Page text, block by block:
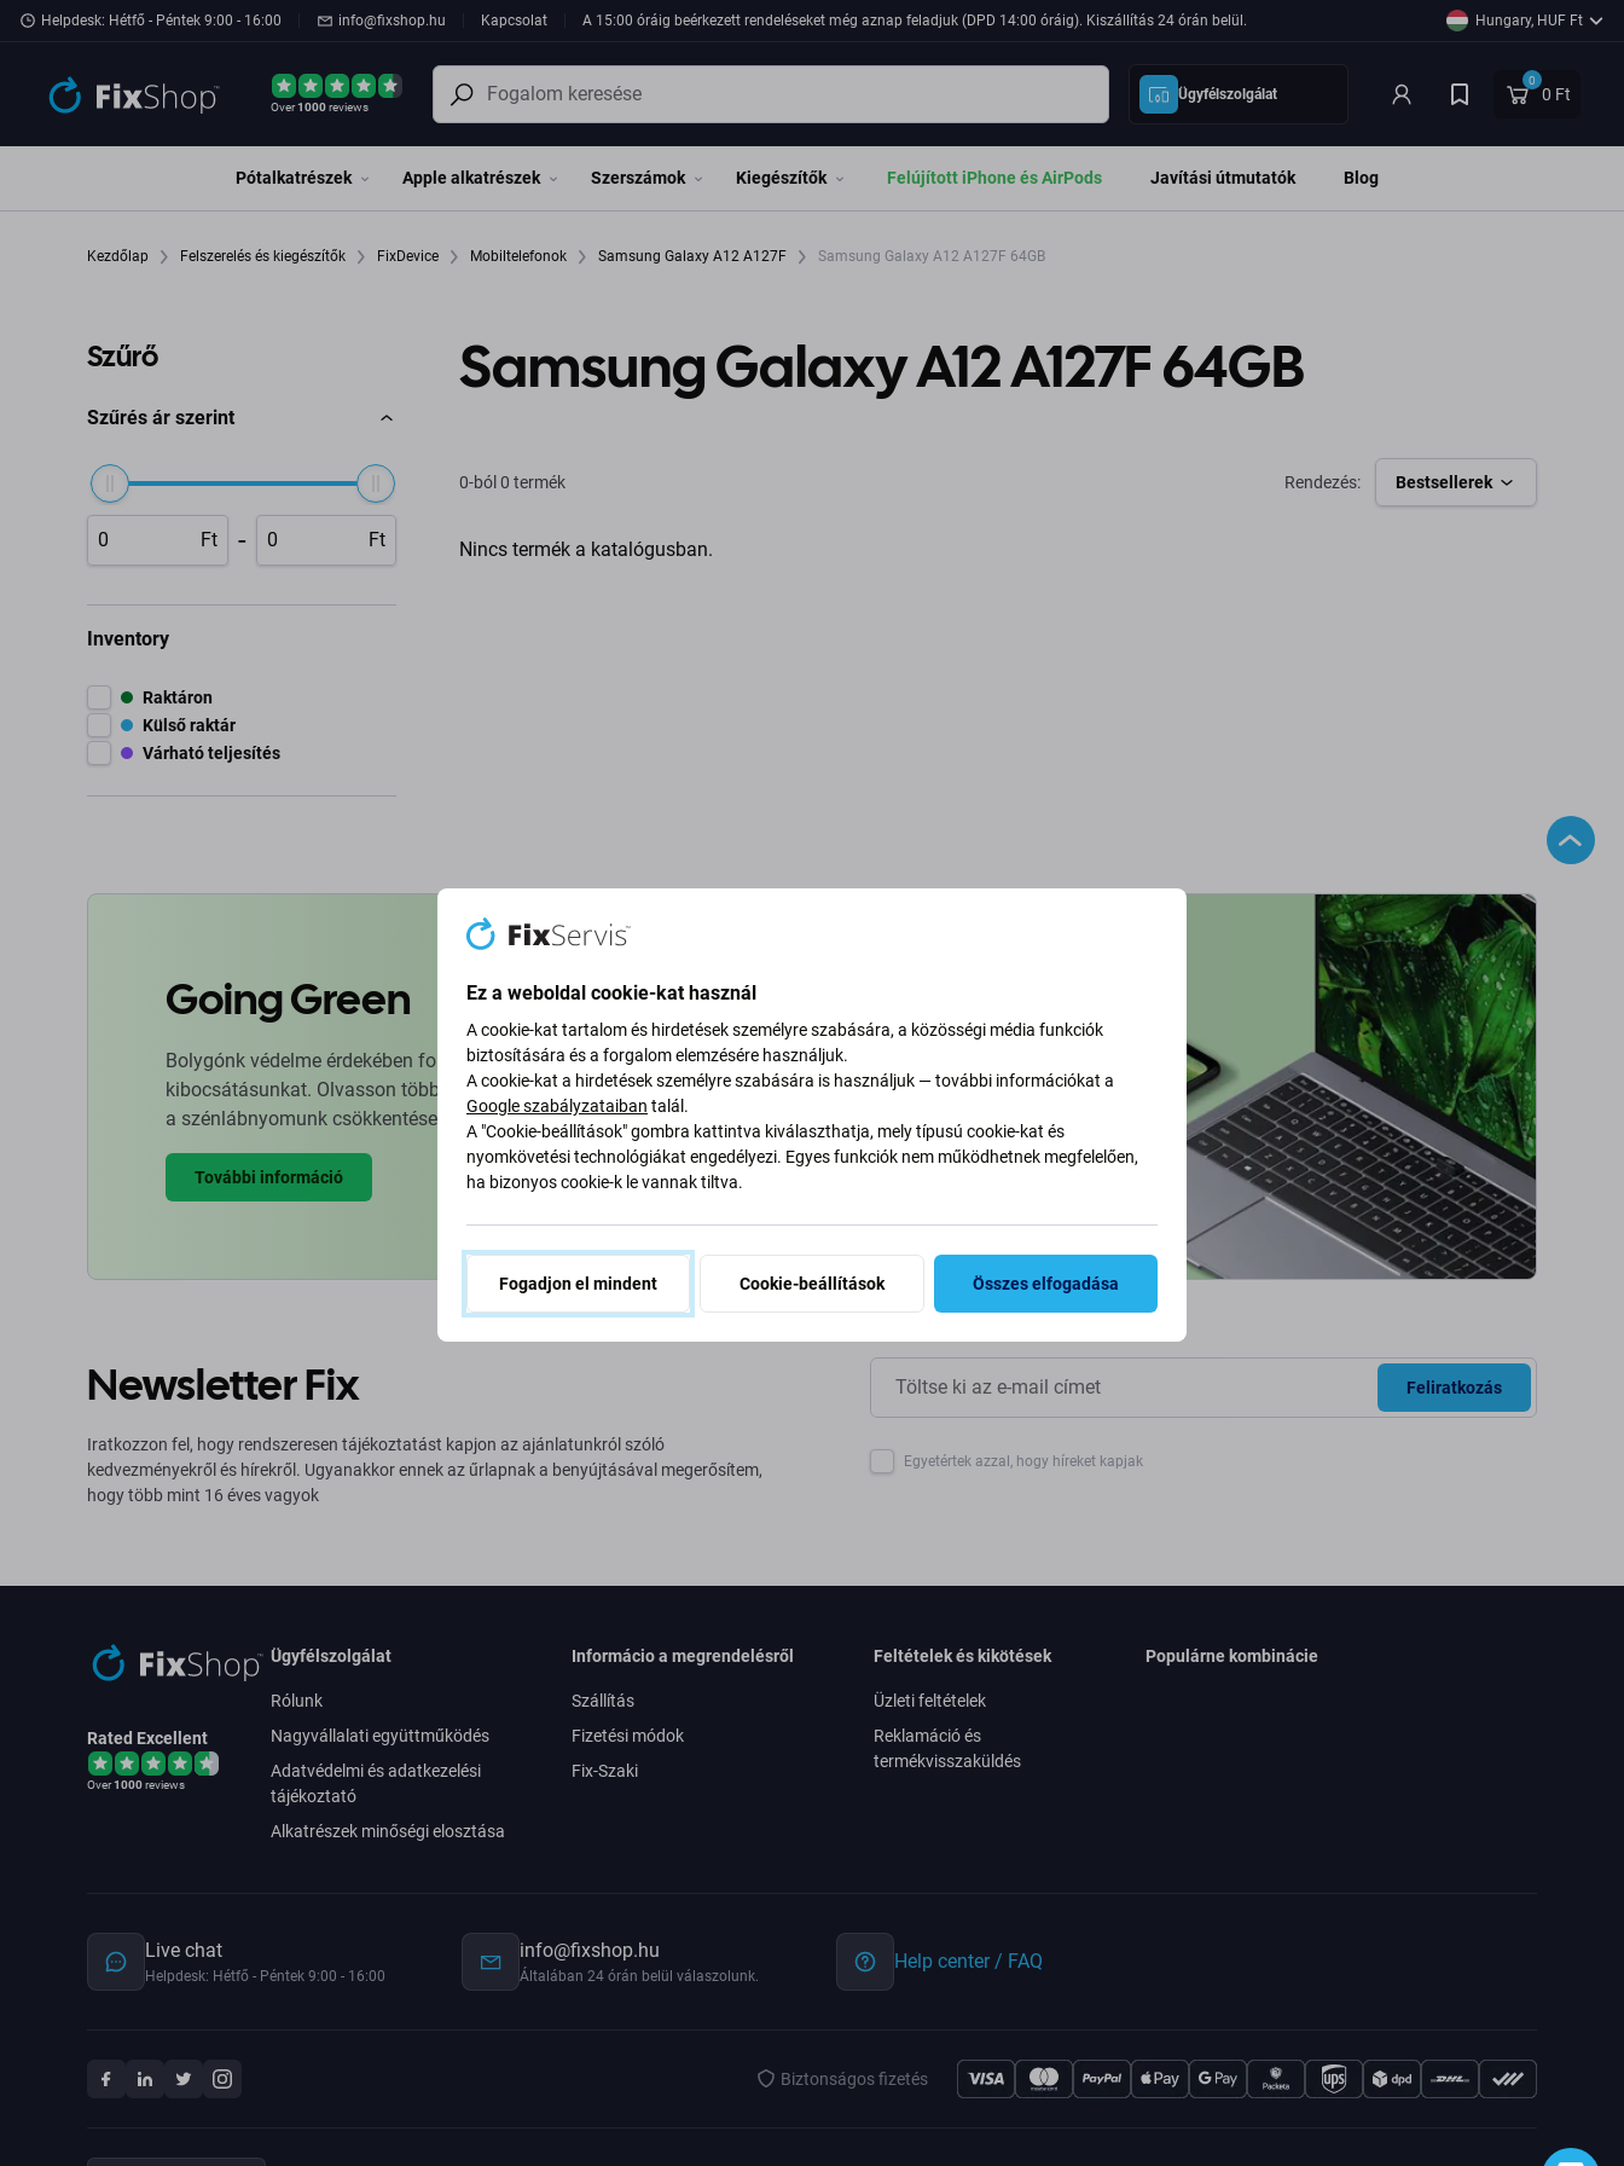
Ugrás az oldal fő részéhez
Helpdesk: Hétfő - Péntek 9:00 - 16:00 info@fixshop.hu Kapcsolat A 15:00 óráig beérkezett rendeléseket még aznap feladjuk (DPD 14:00 óráig). Kiszállítás 24 órán belül. Hungary, HUF Ft
Over1000reviews
Ügyfélszolgálat
0
0 Ft
Pótalkatrészek Apple alkatrészek Szerszámok Kiegészítők Felújított iPhone és AirPods Javítási útmutatók Blog
Kezdőlap Felszerelés és kiegészítők FixDevice Mobiltelefonok Samsung Galaxy A12 A127F Samsung Galaxy A12 A127F 64GB
Szűrő
Szűrés ár szerint
Ft - Ft
Inventory
Raktáron
Külső raktár
Várható teljesítés
Samsung Galaxy A12 A127F 64GB
0-ból 0 termék Rendezés: Bestsellerek
Nincs termék a katalógusban.
Going Green
Bolygónk védelme érdekében folyamatosan javítjuk szén-dioxid-
kibocsátásunkat. Olvasson többet arról, hogyan alakítjuk át folyamatainkat
a szénlábnyomunk csökkentése érdekében.
További információ
Newsletter Fix
Iratkozzon fel, hogy rendszeresen tájékoztatást kapjon az ajánlatunkról szóló
kedvezményekről és hírekről. Ugyanakkor ennek az űrlapnak a benyújtásával megerősítem,
hogy több mint 16 éves vagyok
Feliratkozás
Egyetértek azzal, hogy híreket kapjak
Rated Excellent
Over1000reviews
Ügyfélszolgálat
Rólunk
Nagyvállalati együttműködés
Adatvédelmi és adatkezelési
tájékoztató
Alkatrészek minőségi elosztása
Informácio a megrendelésről
Szállítás
Fizetési módok
Fix-Szaki
Feltételek és kikötések
Üzleti feltételek
Reklamáció és
termékvisszaküldés
Populárne kombinácie
Live chat
Helpdesk: Hétfő - Péntek 9:00 - 16:00
info@fixshop.hu
Általában 24 órán belül válaszolunk.
Help center / FAQ
Biztonságos fizetés
Ez a weboldal cookie-kat használ
A cookie-kat tartalom és hirdetések személyre szabására, a közösségi média funkciók
biztosítására és a forgalom elemzésére használjuk.
A cookie-kat a hirdetések személyre szabására is használjuk — további információkat a
Google szabályzataiban talál.
A "Cookie-beállítások" gombra kattintva kiválaszthatja, mely típusú cookie-kat és
nyomkövetési technológiákat engedélyezi. Egyes funkciók nem működhetnek megfelelően,
ha bizonyos cookie-k le vannak tiltva.
Fogadjon el mindent Cookie-beállítások Összes elfogadása